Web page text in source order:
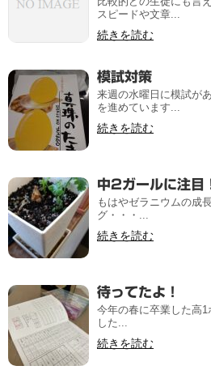
スピードや文章...
続きを読む
模試対策
来週の水曜日に模試が
を進めています...
続きを読む
中2ガールに注目
もはやゼラニウムの成
グ・・・...
続きを読む
待ってたよ！
今年の春に卒業した高
した...
続きを読む